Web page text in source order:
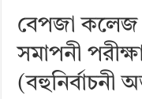
বেপজা কলেজ
সমাপনী
(বহুনির্বাচনী